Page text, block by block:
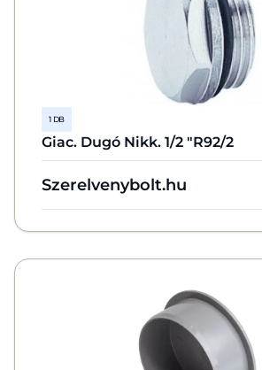
1 DB
Giac. Dugó Nikk. 1/2 "R92/2
Szerelvenybolt.hu